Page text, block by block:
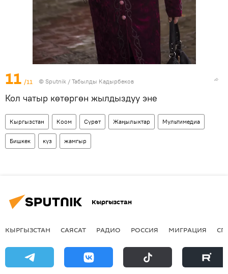
11 /11 © Sputnik / Табылды Кадырбеков
Кол чатыр көтөргөн жылдыздуу эне
Кыргызстан Коом Сүрөт Жаңылыктар Мультимедиа
Бишкек күз жамгыр
Кыргызстан
КЫРГЫЗСТАН САЯСАТ РАДИО РОССИЯ МИГРАЦИЯ